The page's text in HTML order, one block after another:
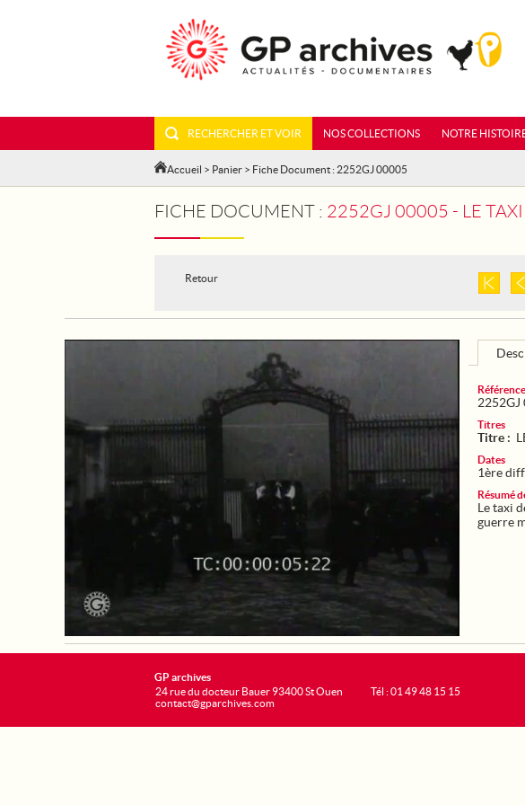
RECHERCHER ET VOIR NOS COLLECTIONS NOTRE
Accueil > Panier > Fiche Document : 2252GJ 00005
FICHE DOCUMENT : 2252GJ 00005 - LE
Retour
Référence
2252GJ
Titres
Titre :
Dates
1ère
Résumé
Le taxi
guerre
GP archives
24 rue du docteur Bauer 93400 St Ouen
contact@gparchives.com
Tél : 01 49 48 15 15